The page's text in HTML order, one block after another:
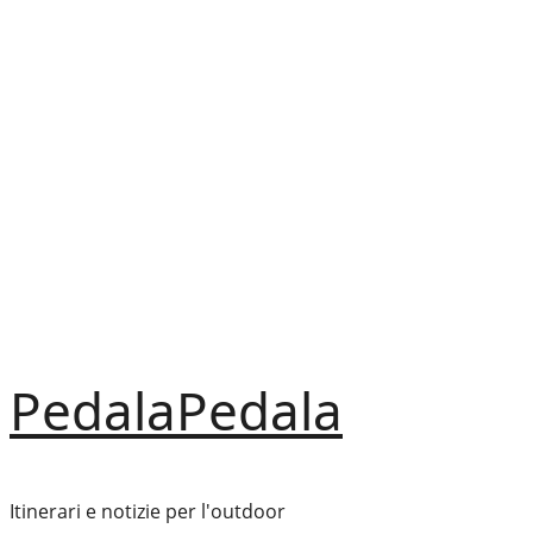
PedalaPedala
Itinerari e notizie per l'outdoor